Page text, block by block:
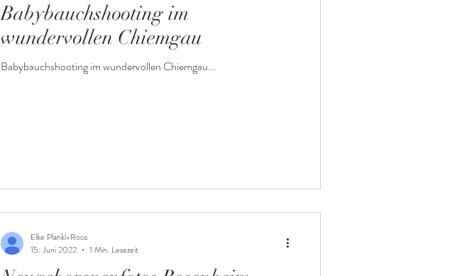
Babybauchshooting im
wundervollen Chiemgau
Babybauchshooting im wundervollen Chiemgau...
Elke Plankl-Roos
15. Juni 2022
1 Min. Lesezeit